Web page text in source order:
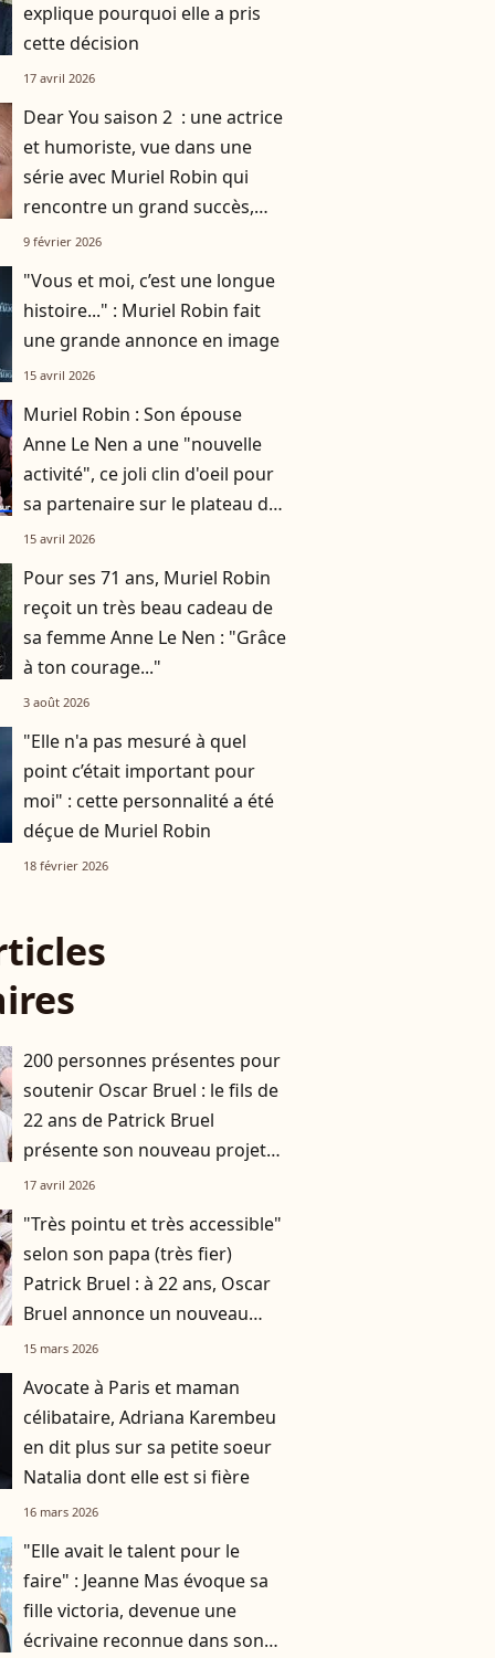
explique pourquoi elle a pris
cette décision
17 avril 2026
Dear You saison 2 : une actrice
et humoriste, vue dans une
série avec Muriel Robin qui
rencontre un grand succès,
rejoint le casting de la série
9 février 2026
"Vous et moi, c’est une longue
histoire..." : Muriel Robin fait
une grande annonce en image
15 avril 2026
Muriel Robin : Son épouse
Anne Le Nen a une "nouvelle
activité", ce joli clin d'oeil pour
sa partenaire sur le plateau de
Quotidien
15 avril 2026
Pour ses 71 ans, Muriel Robin
reçoit un très beau cadeau de
sa femme Anne Le Nen : "Grâce
à ton courage..."
3 août 2026
"Elle n'a pas mesuré à quel
point c’était important pour
moi" : cette personnalité a été
déçue de Muriel Robin
18 février 2026
200 personnes présentes pour
soutenir Oscar Bruel : le fils de
22 ans de Patrick Bruel
présente son nouveau projet
pointu à Paris
17 avril 2026
"Très pointu et très accessible"
selon son papa (très fier)
Patrick Bruel : à 22 ans, Oscar
Bruel annonce un nouveau
projet lié aux neurosciences
15 mars 2026
Avocate à Paris et maman
célibataire, Adriana Karembeu
en dit plus sur sa petite soeur
Natalia dont elle est si fière
16 mars 2026
"Elle avait le talent pour le
faire" : Jeanne Mas évoque sa
fille victoria, devenue une
écrivaine reconnue dans son